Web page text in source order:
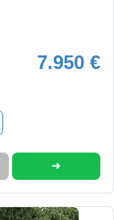
7.950 €
➜